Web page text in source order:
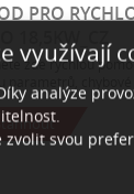
PRO
18,5KW_CZ
zde rychlou
využívají
analýze
svou